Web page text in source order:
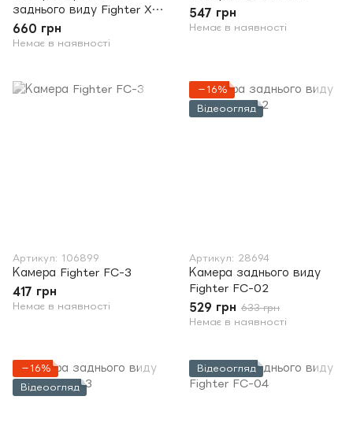
заднього виду Fighter X-
03
660 грн
Немає в наявності
547 грн
Немає в наявності
Артикул: 106899
Камера Fighter FC-3
417 грн
Немає в наявності
−16%
Відеоогляд
Артикул: 28694
Камера заднього виду
Fighter FC-02
529 грн 633 грн
Немає в наявності
−16%
Відеоогляд
Відеоогляд